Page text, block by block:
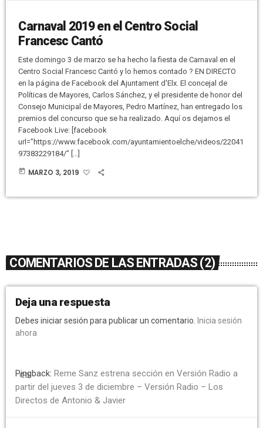
Carnaval 2019 en el Centro Social
Francesc Cantó
Este domingo 3 de marzo se ha hecho la fiesta de Carnaval en el
Centro Social Francesc Cantó y lo hemos contado ? EN DIRECTO
en la página de Facebook del Ajuntament d'Elx. El concejal de
Políticas de Mayores, Carlos Sánchez, y el presidente de honor del
Consejo Municipal de Mayores, Pedro Martínez, han entregado los
premios del concurso que se ha realizado. Aquí os dejamos el
Facebook Live: [facebook
url="https://www.facebook.com/ayuntamientoelche/videos/22041
97383229184/" […]
today MARZO 3, 2019
COMENTARIOS DE LAS ENTRADAS (2)
Deja una respuesta
Debes iniciar sesión para publicar un comentario.
Inicia sesión
ahora
link
Pingback: Reme Sanz estrena sección en Versión Radio a
partir del jueves 3 de diciembre – Versión Radio – Los
Directos de Antonio & Javier